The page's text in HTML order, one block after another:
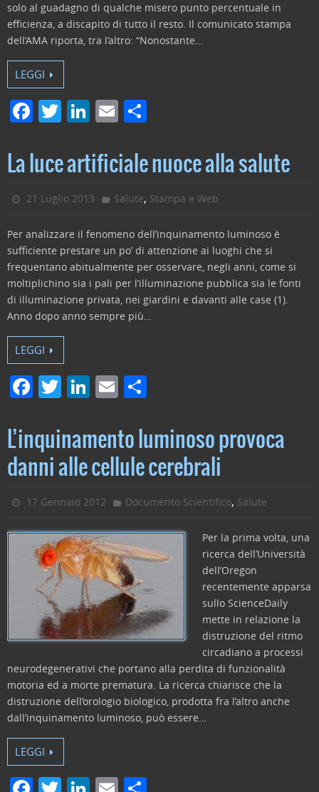
solo al guadagno di qualche misero punto percentuale in
efficienza, a discapito di tutto il resto. Il comunicato stampa
dell’AMA riporta, tra l’altro: “Nonostante…
LEGGI
F
c
e
b
o
o
k
T
itt
er
Li
k
e
dI
n
E
ai
l
n
di
vi
di
La luce artificiale nuoce alla salute
21 Luglio 2013 Salute, Stampa e Web
Per analizzare il fenomeno dell’inquinamento luminoso è
sufficiente prestare un po’ di attenzione ai luoghi che si
frequentano abitualmente per osservare, negli anni, come si
moltiplichino sia i pali per l’illuminazione pubblica sia le fonti
di illuminazione privata, nei giardini e davanti alle case (1).
Anno dopo anno sempre più…
LEGGI
F
c
e
b
o
o
k
T
itt
er
Li
k
e
dI
n
E
ai
l
n
di
vi
di
L’inquinamento luminoso provoca
danni alle cellule cerebrali
17 Gennaio 2012 Documento Scientifico, Salute
Per la prima volta, una
ricerca dell’Università
dell’Oregon
recentemente apparsa
sullo ScienceDaily
mette in relazione la
distruzione del ritmo
circadiano a processi
neurodegenerativi che portano alla perdita di funzionalità
motoria ed a morte prematura. La ricerca chiarisce che la
distruzione dell’orologio biologico, prodotta fra l’altro anche
dall’inquinamento luminoso, può essere…
LEGGI